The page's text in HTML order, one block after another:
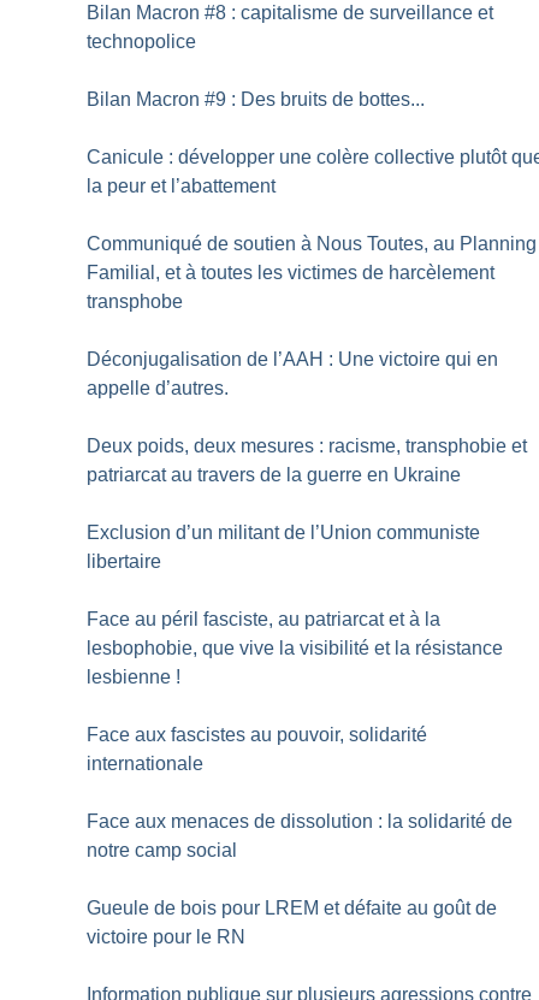
Bilan Macron #8 : capitalisme de surveillance et
technopolice
Bilan Macron #9 : Des bruits de bottes...
Canicule : développer une colère collective plutôt
la peur et l’abattement
Communiqué de soutien à Nous Toutes, au Planning
Familial, et à toutes les victimes de harcèlement
transphobe
Déconjugalisation de l’AAH : Une victoire qui en
appelle d’autres.
Deux poids, deux mesures : racisme, transphobie et
patriarcat au travers de la guerre en Ukraine
Exclusion d’un militant de l’Union communiste
libertaire
Face au péril fasciste, au patriarcat et à la
lesbophobie, que vive la visibilité et la résistance
lesbienne !
Face aux fascistes au pouvoir, solidarité
internationale
Face aux menaces de dissolution : la solidarité de
notre camp social
Gueule de bois pour LREM et défaite au goût de
victoire pour le RN
Information publique sur plusieurs agressions contre